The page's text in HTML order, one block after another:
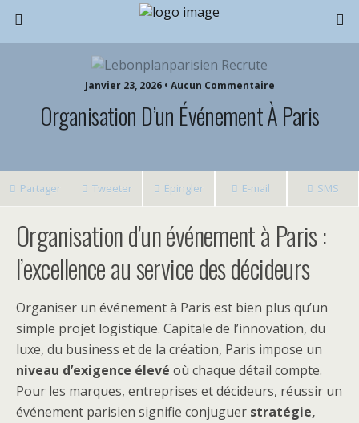
Janvier 23, 2026 • Aucun Commentaire
Organisation D’un Événement À Paris
Partager Tweeter Épingler E-mail SMS
Organisation d’un événement à Paris :
l’excellence au service des décideurs
Organiser un événement à Paris est bien plus qu’un
simple projet logistique. Capitale de l’innovation, du
luxe, du business et de la création, Paris impose un
niveau d’exigence élevé où chaque détail compte.
Pour les marques, entreprises et décideurs, réussir un
événement parisien signifie conjuguer stratégie,